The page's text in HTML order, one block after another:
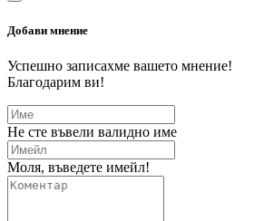
Добави мнение
Успешно записахме вашето мнение!
Благодарим ви!
Не сте въвели валидно име
Моля, въведете имейл!